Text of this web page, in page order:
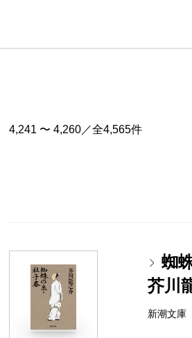
4,241 〜 4,260／全4,565件
蜘
芥川
新潮文